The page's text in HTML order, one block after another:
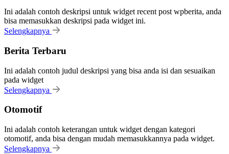
Ini adalah contoh deskripsi untuk widget recent post wpberita, anda
bisa memasukkan deskripsi pada widget ini.
Selengkapnya
Berita Terbaru
Ini adalah contoh judul deskripsi yang bisa anda isi dan sesuaikan
pada widget
Selengkapnya
Otomotif
Ini adalah contoh keterangan untuk widget dengan kategori
otomotif, anda bisa dengan mudah memasukkannya pada widget.
Selengkapnya